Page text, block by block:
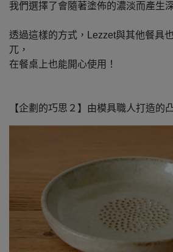
我們選擇了會隨著塗佈的濃淡而產生
透過這樣的方式，Lezzet與其他餐具
兀，
在餐桌上也能開心使用！
【企劃的巧思２】由模具職人打造的